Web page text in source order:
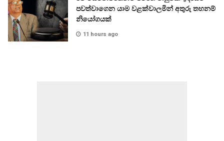
පවත්වාගෙන යාම වළක්වාලමින් අතුරු තහනම්
නියෝගයක්
11 hours ago